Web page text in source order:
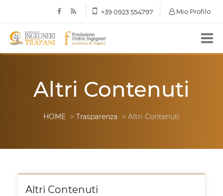
+39 0923 554797 Mio Profilo
Altri Contenuti
HOME > Trasparenza > Altri Contenuti
Altri Contenuti